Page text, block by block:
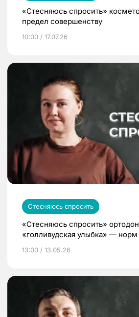
«Стесняюсь спросить»
предел совершенству
10:00 / 17.07.26
Стесняюсь спросить
«Стесняюсь спросить»
«голливудская улыбка» —
13:00 / 13.05.26